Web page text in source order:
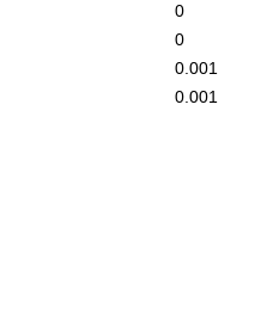
0
0
0.001
0.001